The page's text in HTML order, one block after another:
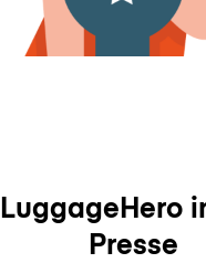
LuggageHero
Presse